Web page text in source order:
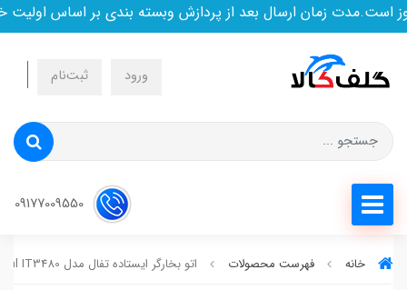
زمان ارسال بعد از پردازش وبسته بندی بر اساس اولیت
ورود ثبت‌نام
خانه فهرست محصولات اتو بخارگر ایستاده تفال مدل Tefal IT3480